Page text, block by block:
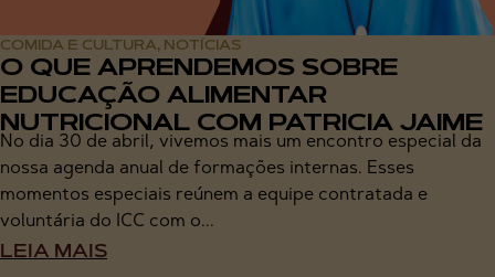
COMIDA E CULTURA, NOTÍCIAS
O QUE APRENDEMOS SOBRE
EDUCAÇÃO ALIMENTAR
NUTRICIONAL COM PATRICIA JAIME
No dia 30 de abril, vivemos mais um encontro especial da
nossa agenda anual de formações internas. Esses
momentos especiais reúnem a equipe contratada e
voluntária do ICC com o...
LEIA MAIS